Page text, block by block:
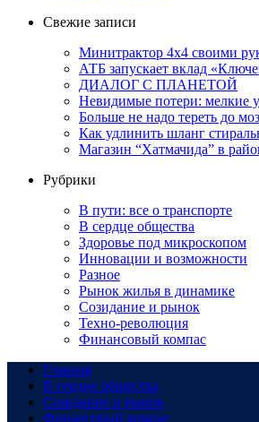
Свежие записи
Минитрактор 4х4 своими
АТБ запускает вклад
ДИАЛОГ С ПЛАНЕТОЙ
Невидимые потери: мелкие
Больше не надо тереть до
Как удлинить шланг
Магазин “Хатмачида” в
Рубрики
В пути: все о транспорте
В сердце общества
Здоровье под микроскопом
Инновации и возможности
Разное
Рынок жилья в динамике
Созидание и рынок
Техно-революция
Финансовый компас
Главная
В сердце общества
Созидание и рынок
Финансовый компас